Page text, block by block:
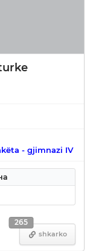
- gjimnazi IV
shkarko
265